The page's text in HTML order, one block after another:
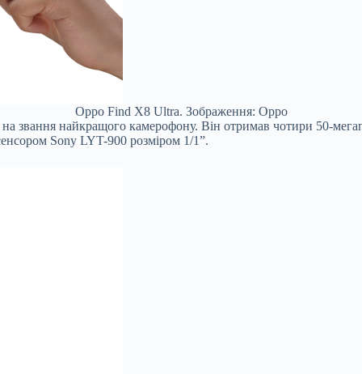
Oppo Find X8 Ultra. Зображення: Oppo
звання найкращого камерофону. Він отримав чотири 50-
Sony LYT-900 розміром 1/1”.